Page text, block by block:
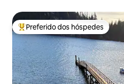
Entre os melhores preferidos
Preferido dos hóspedes